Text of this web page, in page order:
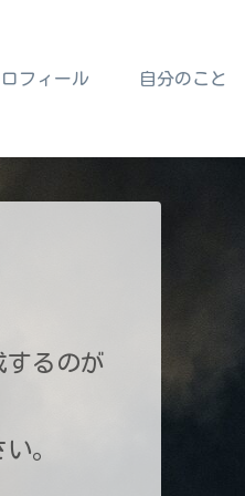
フィール 自分のこと
するのが
。